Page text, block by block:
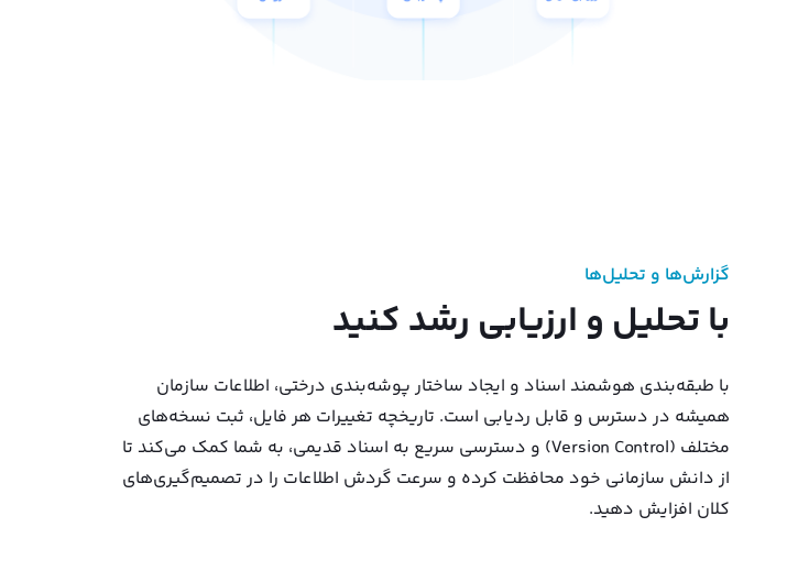
گزارش‌ها و تحلیل‌ها
با تحلیل و ارزیابی رشد کنید
با طبقه‌بندی هوشمند اسناد و ایجاد ساختار پوشه‌بندی درختی، اطلاعات سازمان
همیشه در دسترس و قابل ردیابی است. تاریخچه تغییرات هر فایل، ثبت نسخه‌های
مختلف (Version Control) و دسترسی سریع به اسناد قدیمی، به شما کمک می‌کند تا
از دانش سازمانی خود محافظت کرده و سرعت گردش اطلاعات را در تصمیم‌گیری‌های
کلان افزایش دهید.